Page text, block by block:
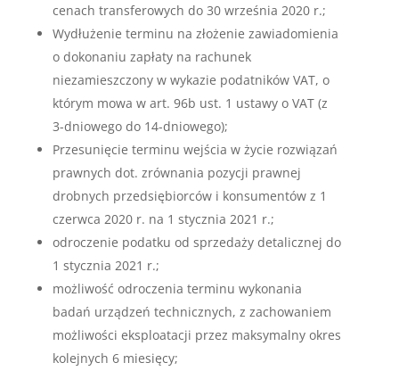
cenach transferowych do 30 września 2020 r.;
Wydłużenie terminu na złożenie zawiadomienia
o dokonaniu zapłaty na rachunek
niezamieszczony w wykazie podatników VAT, o
którym mowa w art. 96b ust. 1 ustawy o VAT (z
3-dniowego do 14-dniowego);
Przesunięcie terminu wejścia w życie rozwiązań
prawnych dot. zrównania pozycji prawnej
drobnych przedsiębiorców i konsumentów z 1
czerwca 2020 r. na 1 stycznia 2021 r.;
odroczenie podatku od sprzedaży detalicznej do
1 stycznia 2021 r.;
możliwość odroczenia terminu wykonania
badań urządzeń technicznych, z zachowaniem
możliwości eksploatacji przez maksymalny okres
kolejnych 6 miesięcy;